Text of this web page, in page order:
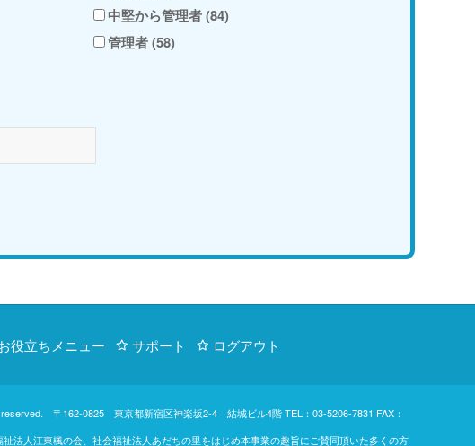
中堅から管理者 (84)
管理者 (58)
役立ちメニュー サポート ログアウト
〒162-0825 東京都新宿区神楽坂2-4 結城ビル4階TEL：03-5206-7831 FAX：
人江東楓の会、社会福祉法人あだちの里をはじめ本事業の趣旨にご賛同頂いた多くの方